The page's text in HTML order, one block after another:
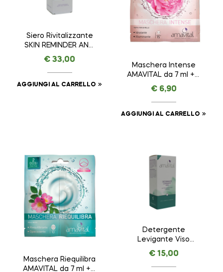
Siero Rivitalizzante
SKIN REMINDER ANTI
AGE PREMIUM –
AMAVITAL da 30 ml
€ 33,00
AGGIUNGI AL CARRELLO
Maschera Intense
AMAVITAL da 7 ml + 7
ml
€6,90
AGGIUNGI AL CARRELLO
Maschera Riequilibra
AMAVITAL da 7 ml + 7
Detergente
Levigante Viso
AMAVITAL da 150 ml
€15,00